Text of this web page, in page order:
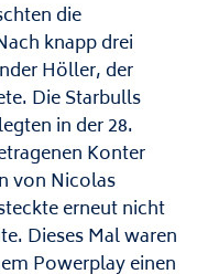
die
knapp drei
Höller, der
Die Starbulls
in der 28.
Konter
von Nicolas
erneut nicht
Dieses Mal waren
Powerplay einen